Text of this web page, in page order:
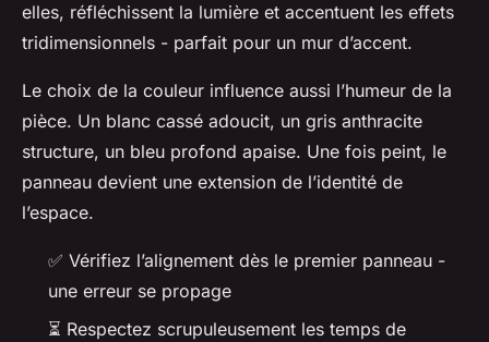
elles, réfléchissent la lumière et accentuent les effets
tridimensionnels - parfait pour un mur d’accent.
Le choix de la couleur influence aussi l’humeur de la
pièce. Un blanc cassé adoucit, un gris anthracite
structure, un bleu profond apaise. Une fois peint, le
panneau devient une extension de l’identité de
l’espace.
✅ Vérifiez l’alignement dès le premier panneau -
une erreur se propage
⏳ Respectez scrupuleusement les temps de